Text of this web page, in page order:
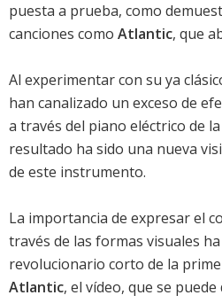
puesta a prueba, como
canciones como Atlantic, que
Al experimentar con su ya
han canalizado un exceso de
a través del piano eléctrico de la
resultado ha sido una nueva
de este instrumento.
La importancia de expresar el
través de las formas visuales
revolucionario corto de la
Atlantic, el vídeo, que se